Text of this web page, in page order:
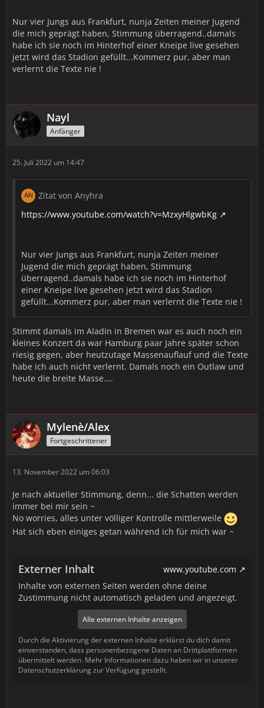
Nur vier Jungs aus Frankfurt, nunja Zeiten meiner Jugend
die mich geprägt haben, Stimmung überragend..damals
habe ich sie noch im Hinterhof einer Kneipe live gesehen
jetzt wird das Stadion gefüllt...Kommerz pur, aber man
verlernt die Texte nie !
Nayl
Anfänger
25. Juli 2022 um 14:47
Zitat von Anyhra
https://www.youtube.com/watch?v=MzxyHlgwbKg
Nur vier Jungs aus Frankfurt, nunja Zeiten meiner
Jugend die mich geprägt haben, Stimmung
überragend..damals habe ich sie noch im Hinterhof
einer Kneipe live gesehen jetzt wird das Stadion
gefüllt...Kommerz pur, aber man verlernt die Texte nie !
Stimmt damals im Aladin in Bremen war es auch noch ein
kleines Konzert da war Hamburg paar Jahre später schon
riesig gegen, aber heutzutage Massenauflauf und die Texte
habe ich auch nicht verlernt. Damals noch ein Outlaw und
heute die breite Masse....
Mylenè/Alex
Fortgeschrittener
13. November 2022 um 06:03
Je nach aktueller Stimmung, denn... die Schatten werden
immer bei mir sein ~
No worries, alles unter völliger Kontrolle mittlerweile
Hat sich eben einiges getan während ich für mich war ~
Externer Inhalt
www.youtube.com
Inhalte von externen Seiten werden ohne deine
Zustimmung nicht automatisch geladen und angezeigt.
Alle externen Inhalte anzeigen
Durch die Aktivierung der externen Inhalte erklärst du dich damit
einverstanden, dass personenbezogene Daten an Drittplattformen
übermittelt werden. Mehr Informationen dazu haben wir in unserer
Datenschutzerklärung zur Verfügung gestellt.